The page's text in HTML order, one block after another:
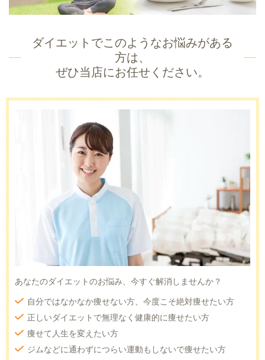
ダイエットでこのようなお悩みがある
方は、
ぜひ当店にお任せください。
あなたのダイエットのお悩み、今すぐ解消しませんか？
自分ではなかなか痩せない方、今度こそ絶対痩せたい方
正しいダイエットで無理なく健康的に痩せたい方
痩せて人生を変えたい方
ジムなどに通わずにつらい運動もしないで痩せたい方